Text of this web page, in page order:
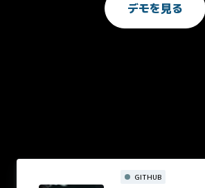
デモを見る
GITHUB